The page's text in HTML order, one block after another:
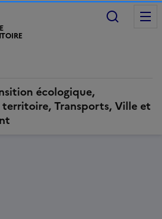
écologique,
Transports, Ville et